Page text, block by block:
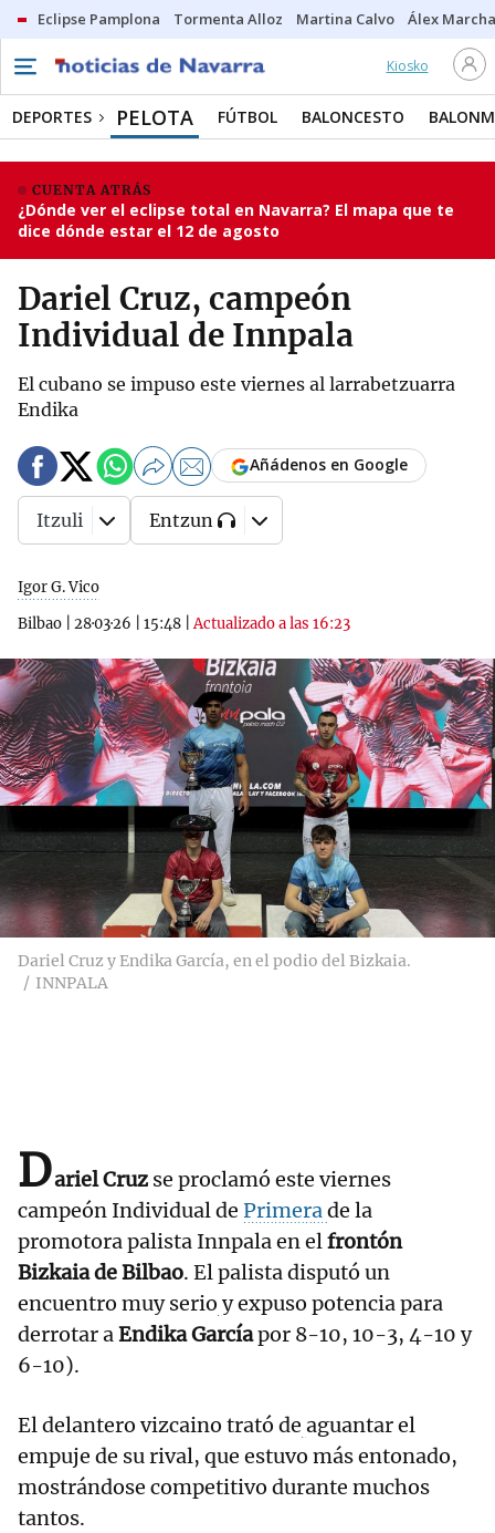
Eclipse Pamplona Tormenta Alloz Martina Calvo Álex
Kiosko
DEPORTES PELOTA FÚTBOL BALONCESTO
CUENTA ATRÁS
¿Dónde ver el eclipse total en Navarra? El mapa que te
dice dónde estar el 12 de agosto
Dariel Cruz, campeón
Individual de Innpala
El cubano se impuso este viernes al larrabetzuarra
Endika
Igor G. Vico
Bilbao
28·03·26 15:48 |Actualizado a las 16:23
Añádenos en Google
Itzuli Entzun
Dariel Cruz y Endika García, en el podio del Bizkaia.
INNPALA
Dariel Cruz se proclamó este viernes
campeón Individual de Primerade la
promotora palista Innpala en elfrontón
Bizkaia de Bilbao. El palista disputó un
encuentro muy serio y expuso potencia para
derrotar aEndika Garcíapor 8-10, 10-3, 4-10 y
6-10).
El delantero vizcaino trató de aguantar el
empuje de su rival, que estuvo más entonado,
mostrándose competitivo durante muchos
tantos.